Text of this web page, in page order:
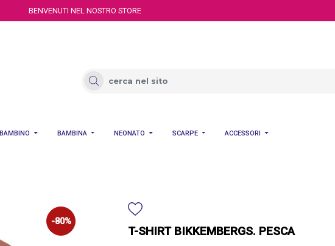
BENVENUTI NEL NOSTRO STORE
BAMBINO BAMBINA NEONATO SCARPE ACCESSORI
-80%
T-SHIRT BIKKEMBERGS. PESCA